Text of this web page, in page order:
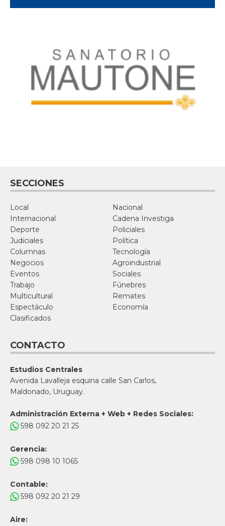
SECCIONES
Local
Nacional
Internacional
Cadena Investiga
Deporte
Policiales
Judiciales
Política
Columnas
Tecnología
Negocios
Agroindustrial
Eventos
Sociales
Trabajo
Fúnebres
Multicultural
Remates
Espectáculo
Economía
Clasificados
CONTACTO
Estudios Centrales
Avenida Lavalleja esquina calle San Carlos,
Maldonado, Uruguay.
Administración Externa + Web + Redes Sociales:
598 092 20 21 25
Gerencia:
598 098 10 1065
Contable:
598 092 20 21 29
Aire: